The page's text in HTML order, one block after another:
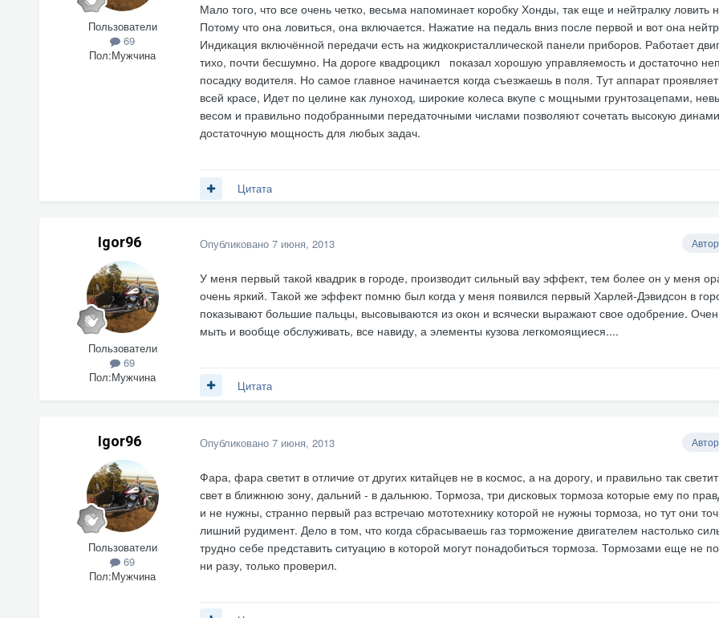
Пользователи
69
Пол:Мужчина
Мало того, что все очень четко, весьма напоминает коробку Хонды, так еще и нейтралку ловить
Потому что она ловиться, она включается. Нажатие на педаль вниз после первой и вот она
Индикация включённой передачи есть на жидкокристаллической панели приборов. Работает
тихо, почти бесшумно. На дороге квадроцикл показал хорошую управляемость и достаточно
посадку водителя. Но самое главное начинается когда съезжаешь в поля. Тут аппарат
всей красе, Идет по целине как луноход, широкие колеса вкупе с мощными грунтозацепами,
весом и правильно подобранными передаточными числами позволяют сочетать высокую
достаточную мощность для любых задач.
Цитата
Igor96
Пользователи
69
Пол:Мужчина
Автор
Опубликовано 7 июня, 2013
У меня первый такой квадрик в городе, производит сильный вау эффект, тем более он у меня
очень яркий. Такой же эффект помню был когда у меня появился первый Харлей-Дэвидсон в
показывают большие пальцы, высовываются из окон и всячески выражают свое одобрение.
мыть и вообще обслуживать, все навиду, а элементы кузова легкомоящиеся....
Цитата
Igor96
Пользователи
69
Пол:Мужчина
Автор
Опубликовано 7 июня, 2013
Фара, фара светит в отличие от других китайцев не в космос, а на дорогу, и правильно так
свет в ближнюю зону, дальний - в дальнюю. Тормоза, три дисковых тормоза которые ему по
и не нужны, странно первый раз встречаю мототехнику которой не нужны тормоза, но тут они
лишний рудимент. Дело в том, что когда сбрасываешь газ торможение двигателем настолько
трудно себе представить ситуацию в которой могут понадобиться тормоза. Тормозами еще не
ни разу, только проверил.